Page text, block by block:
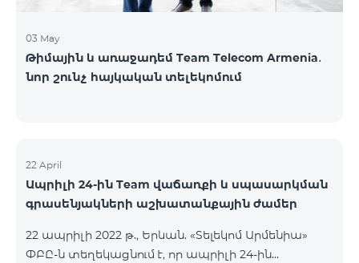
03 May
Թիմային և առաջադեմ Team Telecom Armenia․
նոր շունչ հայկական տելեկոմում
22 April
Ապրիլի 24-ին Team վաճառքի և սպասարկման
գրասենյակների աշխատանքային ժամեր
22 ապրիլի 2022 թ., Երևան. «Տելեկոմ Արմենիա»
ՓԲԸ-ն տեղեկացնում է, որ ապրիլի 24-ին